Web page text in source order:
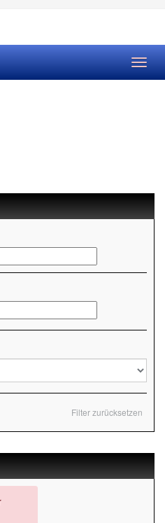
Filter zurücksetzen